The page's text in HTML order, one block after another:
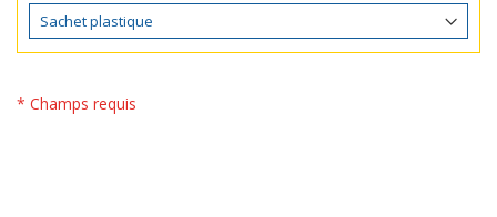
* Champs requis